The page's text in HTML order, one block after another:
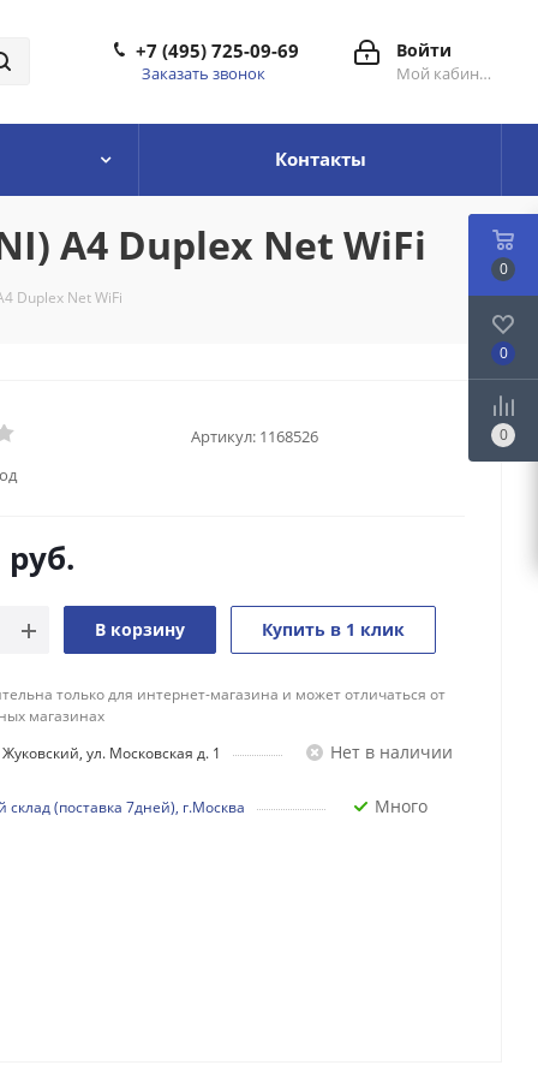
Войти
Мой кабинет
+7 (495) 725-09-69
Заказать звонок
Контакты
A4 Duplex Net WiFi
Duplex Net WiFi
Артикул: 1168526
руб.
В корзину Купить в 1 клик
только для интернет-магазина и может отличаться от
магазинах
ул. Московская д. 1
Нет в наличии
(поставка 7дней), г.Москва Много
0
0
0